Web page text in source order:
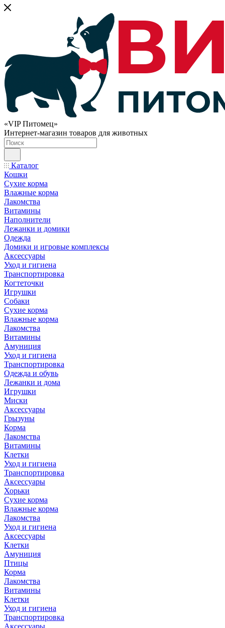
«VIP Питомец»
Интернет-магазин товаров для животных
Каталог
Кошки
Сухие корма
Влажные корма
Лакомства
Витамины
Наполнители
Лежанки и домики
Одежда
Домики и игровые комплексы
Аксессуары
Уход и гигиена
Транспортировка
Когтеточки
Игрушки
Собаки
Сухие корма
Влажные корма
Лакомства
Витамины
Амуниция
Уход и гигиена
Транспортировка
Одежда и обувь
Лежанки и дома
Игрушки
Миски
Аксессуары
Грызуны
Корма
Лакомства
Витамины
Клетки
Уход и гигиена
Транспортировка
Аксессуары
Хорьки
Сухие корма
Влажные корма
Лакомства
Уход и гигиена
Аксессуары
Клетки
Амуниция
Птицы
Корма
Лакомства
Витамины
Клетки
Уход и гигиена
Транспортировка
Аксессуары